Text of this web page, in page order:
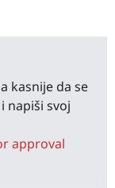
kasnije da se
i napiši svoj
approval